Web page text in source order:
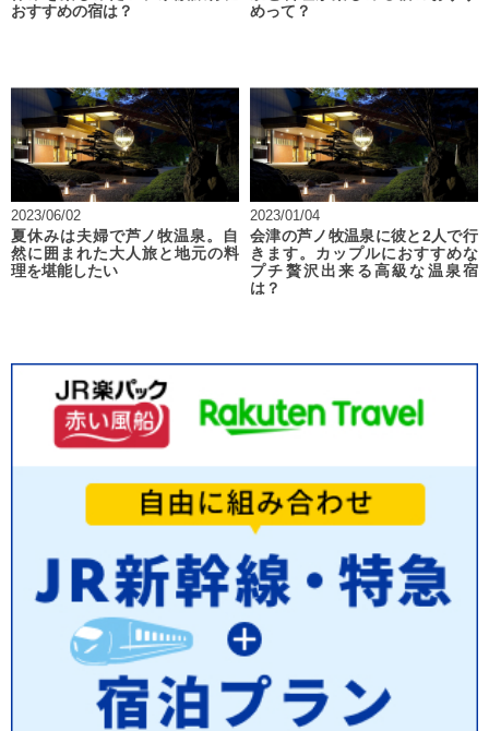
おすすめの宿は？
めって？
2023/06/02
夏休みは夫婦で芦ノ牧温泉。自
然に囲まれた大人旅と地元の料
理を堪能したい
2023/01/04
会津の芦ノ牧温泉に彼と2人で行
きます。カップルにおすすめな
プチ贅沢出来る高級な温泉宿
は？